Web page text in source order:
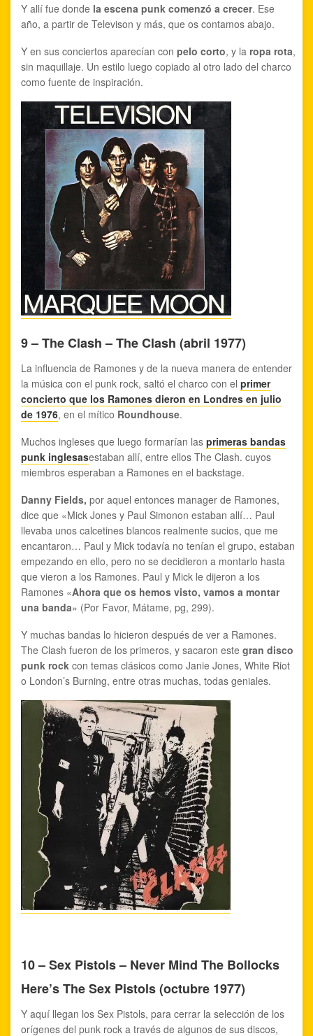
Y allí fue donde la escena punk comenzó a crecer. Ese
año, a partir de Televison y más, que os contamos abajo.
Y en sus conciertos aparecían con pelo corto, y la ropa rota,
sin maquillaje. Un estilo luego copiado al otro lado del charco
como fuente de inspiración.
9 – The Clash – The Clash (abril 1977)
La influencia de Ramones y de la nueva manera de entender
la música con el punk rock, saltó el charco con el primer
concierto que los Ramones dieron en Londres en julio
de 1976, en el mítico Roundhouse.
Muchos ingleses que luego formarían las primeras bandas
punk inglesasestaban allí, entre ellos The Clash. cuyos
miembros esperaban a Ramones en el backstage.
Danny Fields, por aquel entonces manager de Ramones,
dice que «Mick Jones y Paul Simonon estaban allí… Paul
llevaba unos calcetines blancos realmente sucios, que me
encantaron… Paul y Mick todavía no tenían el grupo, estaban
empezando en ello, pero no se decidieron a montarlo hasta
que vieron a los Ramones. Paul y Mick le dijeron a los
Ramones «Ahora que os hemos visto, vamos a montar
una banda» (Por Favor, Mátame, pg, 299).
Y muchas bandas lo hicieron después de ver a Ramones.
The Clash fueron de los primeros, y sacaron este gran disco
punk rock con temas clásicos como Janie Jones, White Riot
o London’s Burning, entre otras muchas, todas geniales.
10 – Sex Pistols – Never Mind The Bollocks
Here’s The Sex Pistols (octubre 1977)
Y aquí llegan los Sex Pistols, para cerrar la selección de los
orígenes del punk rock a través de algunos de sus discos,